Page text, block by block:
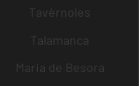
Tavèrnoles
Talamanca
Maria de Besora